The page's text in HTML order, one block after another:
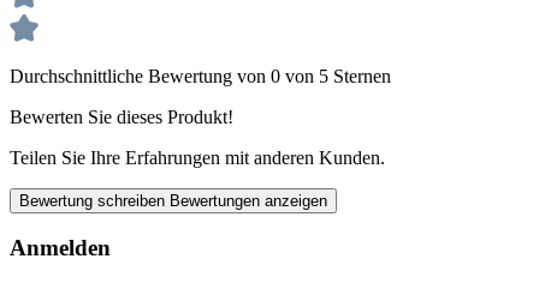
Durchschnittliche Bewertung von 0 von 5 Sternen
Bewerten Sie dieses Produkt!
Teilen Sie Ihre Erfahrungen mit anderen Kunden.
Bewertung schreiben Bewertungen anzeigen
Anmelden